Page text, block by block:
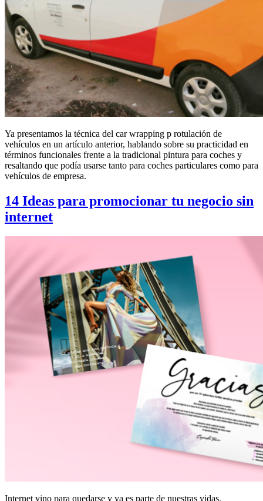
Ya presentamos la técnica del car wrapping p rotulación de
vehículos en un artículo anterior, hablando sobre su practicidad en
términos funcionales frente a la tradicional pintura para coches y
resaltando que podía usarse tanto para coches particulares como para
vehículos de empresa.
14 Ideas para promocionar tu negocio sin
internet
Internet vino para quedarse y ya es parte de nuestras vidas.